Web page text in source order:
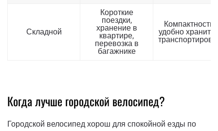
Складной
Короткие
поездки,
хранение в
квартире,
перевозка в
багажнике
Компактность,
удобно хранить
Когда лучше городской велосипед?
Городской велосипед хорош для спокойной езды по